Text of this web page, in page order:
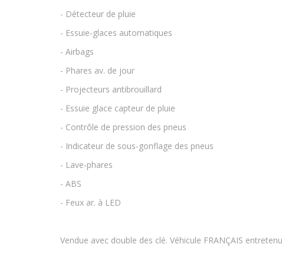
- Détecteur de pluie
- Essuie-glaces automatiques
- Airbags
- Phares av. de jour
- Projecteurs antibrouillard
- Essuie glace capteur de pluie
- Contrôle de pression des pneus
- Indicateur de sous-gonflage des pneus
- Lave-phares
- ABS
- Feux ar. à LED
Vendue avec double des clé. Véhicule FRANÇAIS